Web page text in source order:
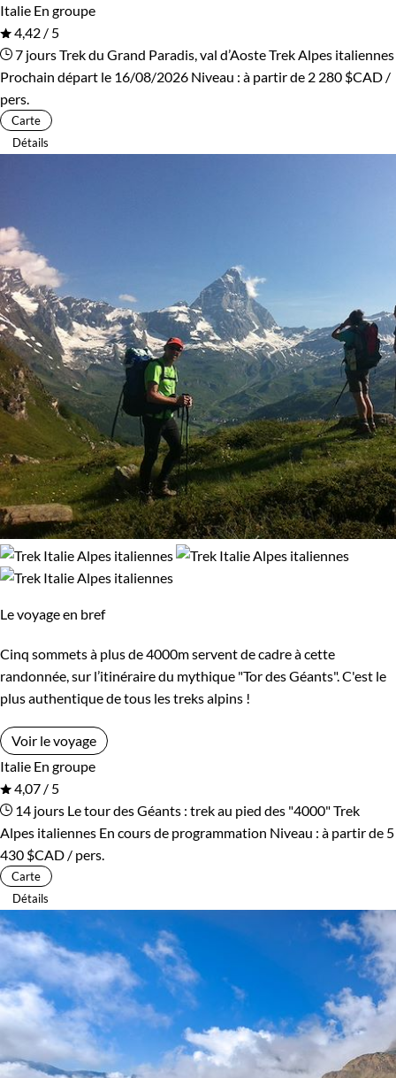
Italie En groupe
4,42 / 5
7 joursTrek du Grand Paradis, val d’AosteTrek Alpes italiennes
Prochain départ le 16/08/2026 Niveau : à partir de 2 280 $CAD /
pers.
Carte
Détails
Le voyage en bref
Cinq sommets à plus de 4000m servent de cadre à cette
randonnée, sur l’itinéraire du mythique "Tor des Géants". C'est le
plus authentique de tous les treks alpins !
Voir le voyage
Italie En groupe
4,07 / 5
14 jours Le tour des Géants : trek au pied des "4000"Trek
Alpes italiennes En cours de programmation Niveau : à partir de 5
430 $CAD / pers.
Carte
Détails